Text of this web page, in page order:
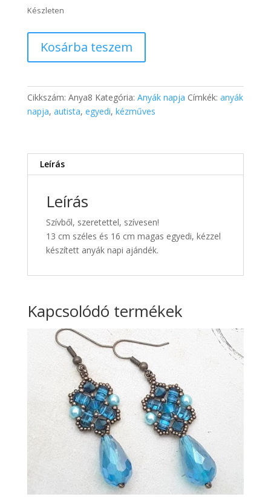
Készleten
Kosárba teszem
Cikkszám: Anya8 Kategória: Anyák napja Címkék: anyák
napja, autista, egyedi, kézműves
Leírás
Leírás
Szívből, szeretettel, szívesen!
13 cm széles és 16 cm magas egyedi, kézzel
készített anyák napi ajándék.
Kapcsolódó termékek